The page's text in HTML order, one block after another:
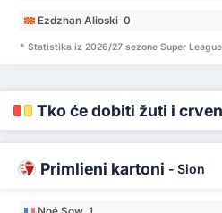
Ezdzhan Alioski 0
* Statistika iz 2026/27 sezone Super League
Tko će dobiti žuti i
Primljeni kartoni - Sion